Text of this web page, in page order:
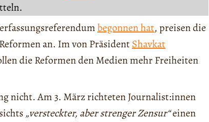
begonnen hat, preisen die
an. Im von PräsidentShavkat
die Reformen den Medien mehr Freiheiten
nicht. Am 3. März richteten Journalist:innen
„versteckter, aber strenger Zensur“einen